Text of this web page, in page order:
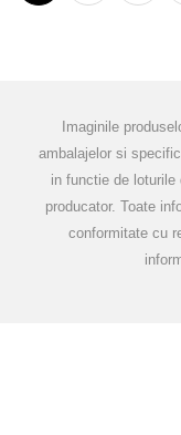
Imaginile
ambalajelor si
in functie de
producator. Toate
conformitate cu